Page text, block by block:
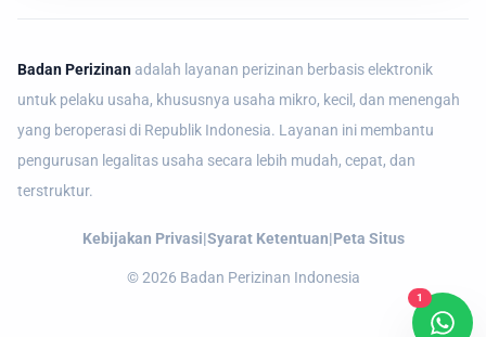
Badan Perizinan adalah layanan perizinan berbasis elektronik
untuk pelaku usaha, khususnya usaha mikro, kecil, dan menengah
yang beroperasi di Republik Indonesia. Layanan ini membantu
pengurusan legalitas usaha secara lebih mudah, cepat, dan
terstruktur.
Kebijakan Privasi|Syarat Ketentuan|Peta Situs
©2026 Badan Perizinan Indonesia
1